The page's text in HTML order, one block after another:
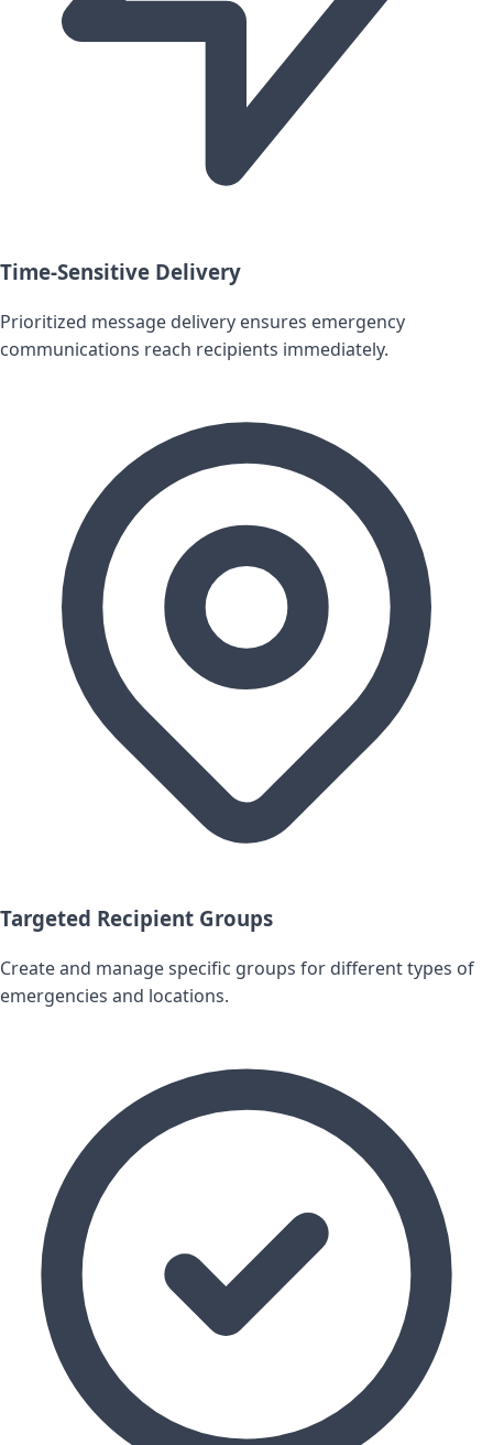
Time-Sensitive Delivery
Prioritized message delivery ensures emergency
communications reach recipients immediately.
Targeted Recipient Groups
Create and manage specific groups for different types of
emergencies and locations.